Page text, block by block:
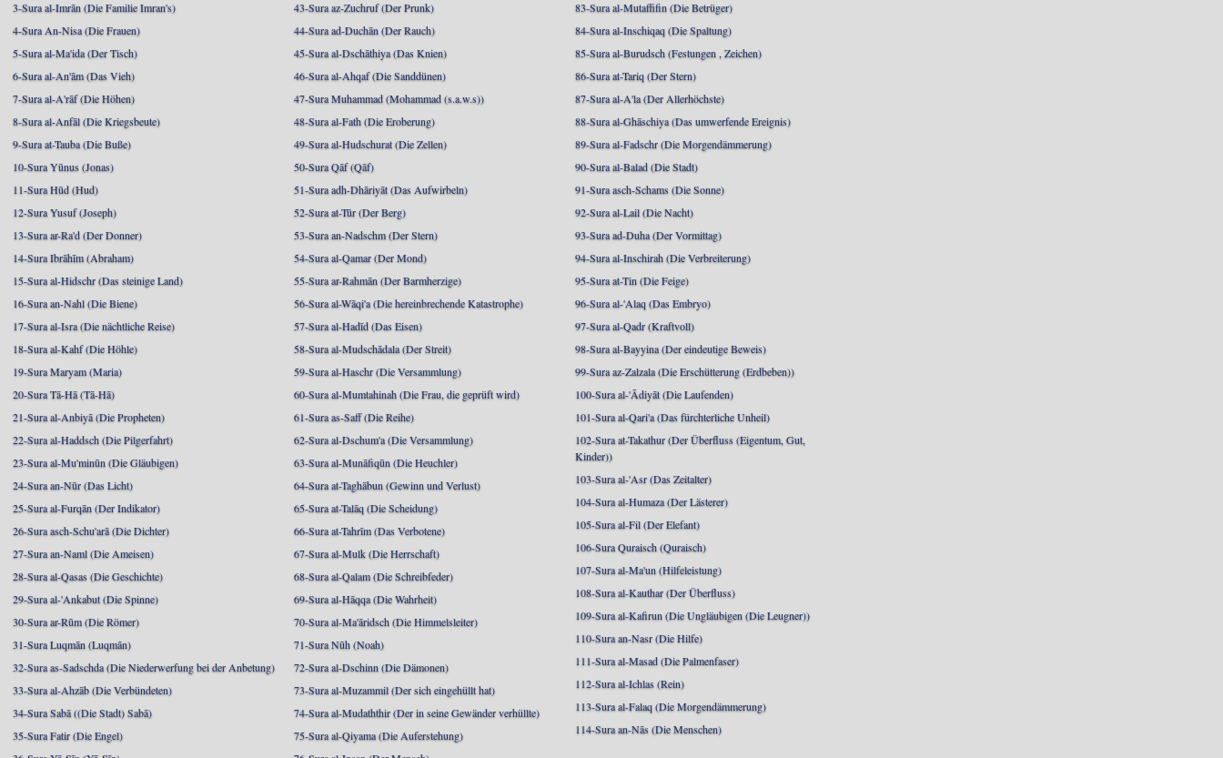
3-Sura al-Imrān (Die Familie Imran's)
4-Sura An-Nisa (Die Frauen)
5-Sura al-Ma'ida (Der Tisch)
6-Sura al-An'ām (Das Vieh)
7-Sura al-A'rāf (Die Höhen)
8-Sura al-Anfāl (Die Kriegsbeute)
9-Sura at-Tauba (Die Buße)
10-Sura Yūnus (Jonas)
11-Sura Hūd (Hud)
12-Sura Yusuf (Joseph)
13-Sura ar-Ra'd (Der Donner)
14-Sura Ibrāhīm (Abraham)
15-Sura al-Hidschr (Das steinige Land)
16-Sura an-Nahl (Die Biene)
17-Sura al-Isra (Die nächtliche Reise)
18-Sura al-Kahf (Die Höhle)
19-Sura Maryam (Maria)
20-Sura Tā-Hā (Tā-Hā)
21-Sura al-Anbiyā (Die Propheten)
22-Sura al-Haddsch (Die Pilgerfahrt)
23-Sura al-Mu'minūn (Die Gläubigen)
24-Sura an-Nūr (Das Licht)
25-Sura al-Furqān (Der Indikator)
26-Sura asch-Schu'arā (Die Dichter)
27-Sura an-Naml (Die Ameisen)
28-Sura al-Qasas (Die Geschichte)
29-Sura al-'Ankabut (Die Spinne)
30-Sura ar-Rūm (Die Römer)
31-Sura Luqmān (Luqmān)
32-Sura as-Sadschda (Die Niederwerfung bei der Anbetung)
33-Sura al-Ahzāb (Die Verbündeten)
34-Sura Sabā ((Die Stadt) Sabā)
35-Sura Fatir (Die Engel)
43-Sura az-Zuchruf (Der Prunk)
44-Sura ad-Duchān (Der Rauch)
45-Sura al-Dschāthiya (Das Knien)
46-Sura al-Ahqaf (Die Sanddünen)
47-Sura Muhammad (Mohammad (s.a.w.s))
48-Sura al-Fath (Die Eroberung)
49-Sura al-Hudschurat (Die Zellen)
50-Sura Qāf (Qāf)
51-Sura adh-Dhāriyāt (Das Aufwirbeln)
52-Sura at-Tūr (Der Berg)
53-Sura an-Nadschm (Der Stern)
54-Sura al-Qamar (Der Mond)
55-Sura ar-Rahmān (Der Barmherzige)
56-Sura al-Wāqi'a (Die hereinbrechende Katastrophe)
57-Sura al-Hadīd (Das Eisen)
58-Sura al-Mudschādala (Der Streit)
59-Sura al-Haschr (Die Versammlung)
60-Sura al-Mumtahinah (Die Frau, die geprüft wird)
61-Sura as-Saff (Die Reihe)
62-Sura al-Dschum'a (Die Versammlung)
63-Sura al-Munāfiqūn (Die Heuchler)
64-Sura at-Taghābun (Gewinn und Verlust)
65-Sura at-Talāq (Die Scheidung)
66-Sura at-Tahrīm (Das Verbotene)
67-Sura al-Mulk (Die Herrschaft)
68-Sura al-Qalam (Die Schreibfeder)
69-Sura al-Hāqqa (Die Wahrheit)
70-Sura al-Ma'āridsch (Die Himmelsleiter)
71-Sura Nūh (Noah)
72-Sura al-Dschinn (Die Dämonen)
73-Sura al-Muzammil (Der sich eingehüllt hat)
74-Sura al-Mudaththir (Der in seine Gewänder verhüllte)
75-Sura al-Qiyama (Die Auferstehung)
83-Sura al-Mutaffifin (Die Betrüger)
84-Sura al-Inschiqaq (Die Spaltung)
85-Sura al-Burudsch (Festungen , Zeichen)
86-Sura at-Tariq (Der Stern)
87-Sura al-A'la (Der Allerhöchste)
88-Sura al-Ghāschiya (Das umwerfende Ereignis)
89-Sura al-Fadschr (Die Morgendämmerung)
90-Sura al-Balad (Die Stadt)
91-Sura asch-Schams (Die Sonne)
92-Sura al-Lail (Die Nacht)
93-Sura ad-Duha (Der Vormittag)
94-Sura al-Inschirah (Die Verbreiterung)
95-Sura at-Tin (Die Feige)
96-Sura al-'Alaq (Das Embryo)
97-Sura al-Qadr (Kraftvoll)
98-Sura al-Bayyina (Der eindeutige Beweis)
99-Sura az-Zalzala (Die Erschütterung (Erdbeben))
100-Sura al-'Ādiyāt (Die Laufenden)
101-Sura al-Qari'a (Das fürchterliche Unheil)
102-Sura at-Takathur (Der Überfluss (Eigentum, Gut,
Kinder))
103-Sura al-'Asr (Das Zeitalter)
104-Sura al-Humaza (Der Lästerer)
105-Sura al-Fil (Der Elefant)
106-Sura Quraisch (Quraisch)
107-Sura al-Ma'un (Hilfeleistung)
108-Sura al-Kauthar (Der Überfluss)
109-Sura al-Kafirun (Die Ungläubigen (Die Leugner))
110-Sura an-Nasr (Die Hilfe)
111-Sura al-Masad (Die Palmenfaser)
112-Sura al-Ichlas (Rein)
113-Sura al-Falaq (Die Morgendämmerung)
114-Sura an-Nās (Die Menschen)